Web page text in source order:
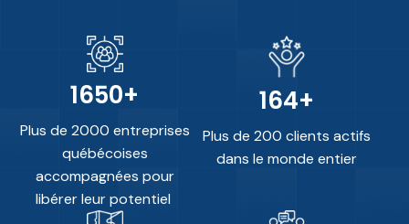
2000+
Plus de 2000 entreprises
québécoises
accompagnées pour
libérer leur potentiel
200+
Plus de 200 clients actifs
dans le monde entier